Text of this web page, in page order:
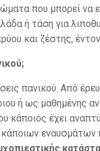
που μπορεί να
ή τάση για
και ζέστης,
πανικού. Από
ή ως μαθημένης
κάποιος έχει
κάποιων